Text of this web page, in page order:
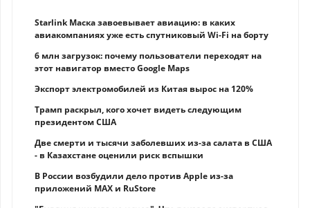
Starlink Маска завоевывает авиацию: в каких
авиакомпаниях уже есть спутниковый Wi-Fi на борту
6 млн загрузок: почему пользователи переходят на
этот навигатор вместо Google Maps
Экспорт электромобилей из Китая вырос на 120%
Трамп раскрыл, кого хочет видеть следующим
президентом США
Две смерти и тысячи заболевших из-за салата в США
- в Казахстане оценили риск вспышки
В России возбудили дело против Apple из-за
приложений MAX и RuStore